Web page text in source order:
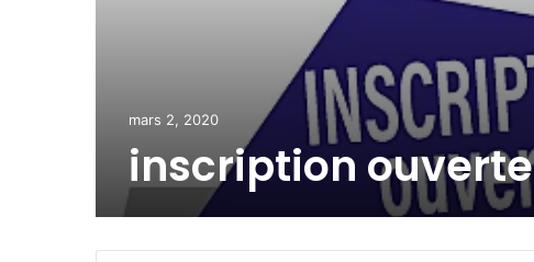
mars 2, 2020
inscription ouverte